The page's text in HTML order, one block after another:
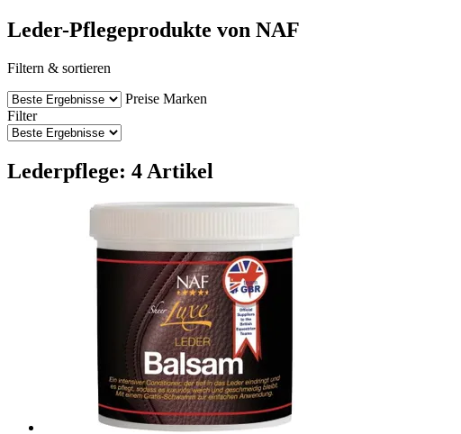
Leder-Pflegeprodukte von NAF
Filtern & sortieren
Preise Marken
Filter
Lederpflege: 4 Artikel